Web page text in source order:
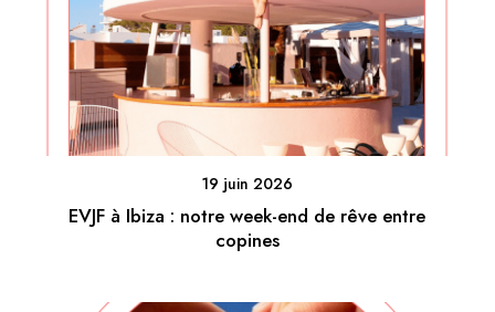
19 juin 2026
EVJF à Ibiza : notre week-end de rêve entre
copines